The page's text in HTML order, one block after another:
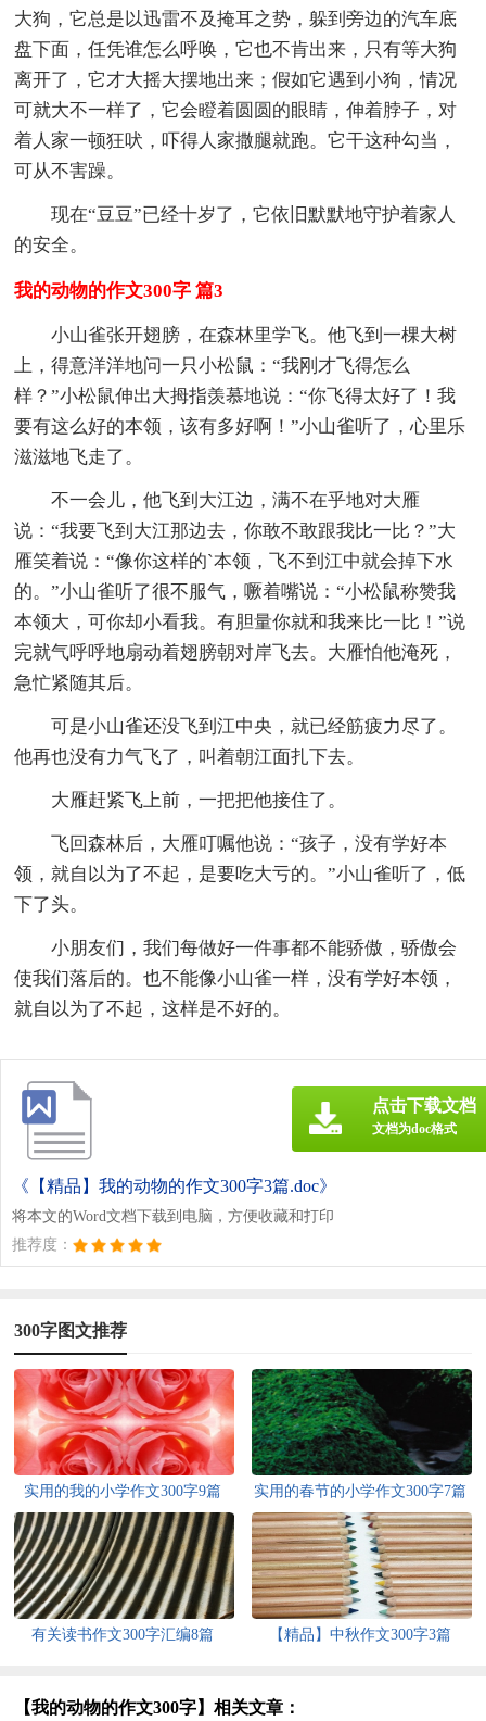
大狗，它总是以迅雷不及掩耳之势，躲到旁边的汽车底
盘下面，任凭谁怎么呼唤，它也不肯出来，只有等大狗
离开了，它才大摇大摆地出来；假如它遇到小狗，情况
可就大不一样了，它会瞪着圆圆的眼睛，伸着脖子，对
着人家一顿狂吠，吓得人家撒腿就跑。它干这种勾当，
可从不害躁。
现在“豆豆”已经十岁了，它依旧默默地守护着家人
的安全。
我的动物的作文300字 篇3
小山雀张开翅膀，在森林里学飞。他飞到一棵大树
上，得意洋洋地问一只小松鼠：“我刚才飞得怎么
样？”小松鼠伸出大拇指羡慕地说：“你飞得太好了！我
要有这么好的本领，该有多好啊！”小山雀听了，心里乐
滋滋地飞走了。
不一会儿，他飞到大江边，满不在乎地对大雁
说：“我要飞到大江那边去，你敢不敢跟我比一比？”大
雁笑着说：“像你这样的`本领，飞不到江中就会掉下水
的。”小山雀听了很不服气，噘着嘴说：“小松鼠称赞我
本领大，可你却小看我。有胆量你就和我来比一比！”说
完就气呼呼地扇动着翅膀朝对岸飞去。大雁怕他淹死，
急忙紧随其后。
可是小山雀还没飞到江中央，就已经筋疲力尽了。
他再也没有力气飞了，叫着朝江面扎下去。
大雁赶紧飞上前，一把把他接住了。
飞回森林后，大雁叮嘱他说：“孩子，没有学好本
领，就自以为了不起，是要吃大亏的。”小山雀听了，低
下了头。
小朋友们，我们每做好一件事都不能骄傲，骄傲会
使我们落后的。也不能像小山雀一样，没有学好本领，
就自以为了不起，这样是不好的。
《【精品】我的动物的作文300字3篇.doc》
将本文的Word文档下载到电脑，方便收藏和打印
推荐度：
点击下载文档
文档为doc格式
300字图文推荐
实用的我的小学作文300字9篇 实用的春节的小学作文300字7篇
有关读书作文300字汇编8篇 【精品】中秋作文300字3篇
【我的动物的作文300字】相关文章：